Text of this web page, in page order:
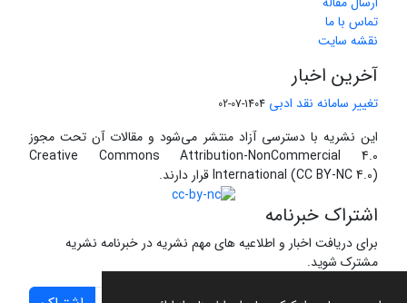
تماس با ما
نقشه سایت
آخرین اخبار
تغییر سامانه نقد ادبی 1404-07-02
این نشریه با دسترسی آزاد منتشر می‌شود و مقالات آن تحت مجوز
Creative Commons Attribution-NonCommercial 4.0
International (CC BY-NC 4.0) قرار دارند.
اشتراک خبرنامه
برای دریافت اخبار و اطلاعیه های مهم نشریه در خبرنامه نشریه
مشترک شوید.